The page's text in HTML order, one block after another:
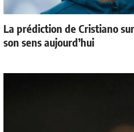
La prédiction de Cristiano
son sens aujourd’hui